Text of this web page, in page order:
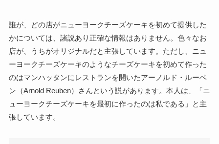
誰が、どの店がニューヨークチーズケーキを初めて提供した
かについては、諸説あり正確な情報はありません。色々なお
店が、うちがオリジナルだと主張しています。ただし、ニュ
ーヨークチーズケーキのようなチーズケーキを初めて作った
のはマンハッタンにレストランを開いたアーノルド・ルーベ
ン（Arnold Reuben）さんという説があります。本人は、「ニ
ューヨークチーズケーキを最初に作ったのは私である」と主
張しています。